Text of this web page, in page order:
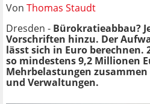
Von Thomas Staudt
Dresden - Bürokratieabbau?
Vorschriften hinzu. Der
lässt sich in Euro berechnen.
so mindestens 9,2 Millionen
Mehrbelastungen
und Verwaltungen.